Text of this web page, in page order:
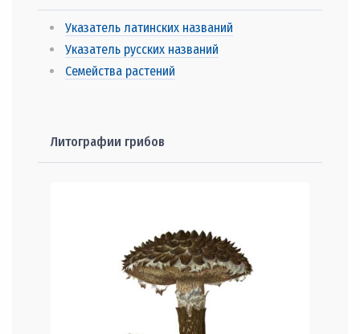
Указатель латинских названий
Указатель русских названий
Семейства растений
Литографии грибов